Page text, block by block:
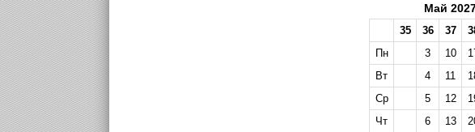
Май
35 36 37
Пн
3 10
Вт
4 11
Ср
5 12
Чт
6 13